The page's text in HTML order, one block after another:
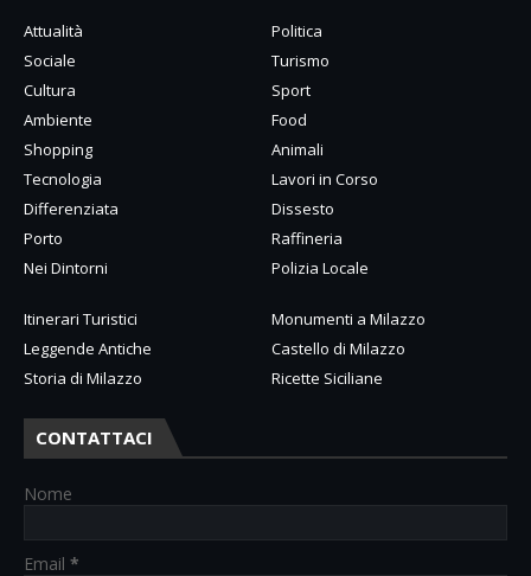
Attualità
Politica
Sociale
Turismo
Cultura
Sport
Ambiente
Food
Shopping
Animali
Tecnologia
Lavori in Corso
Differenziata
Dissesto
Porto
Raffineria
Nei Dintorni
Polizia Locale
Itinerari Turistici
Monumenti a Milazzo
Leggende Antiche
Castello di Milazzo
Storia di Milazzo
Ricette Siciliane
CONTATTACI
Nome
Email *